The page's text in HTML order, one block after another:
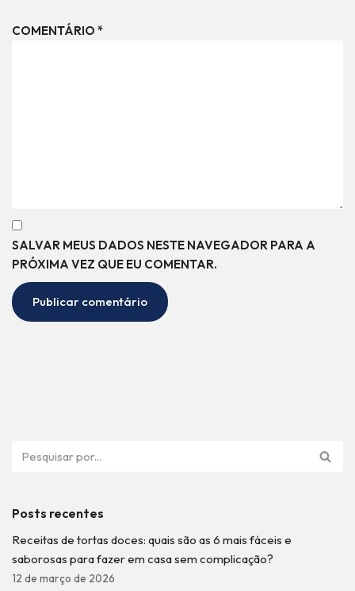
COMENTÁRIO *
SALVAR MEUS DADOS NESTE NAVEGADOR PARA A
PRÓXIMA VEZ QUE EU COMENTAR.
Posts recentes
Receitas de tortas doces: quais são as 6 mais fáceis e
saborosas para fazer em casa sem complicação?
12 de março de 2026